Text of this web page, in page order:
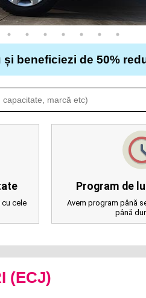
beneficiezi de 50%
cele
Program de
Avem program până
până
(ECJ)